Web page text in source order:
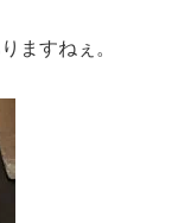
ますねぇ。